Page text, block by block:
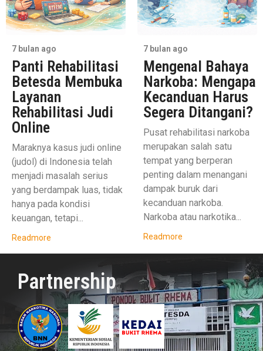
7 bulan ago
Panti Rehabilitasi
Betesda Membuka
Layanan
Rehabilitasi Judi
Online
Maraknya kasus judi online
(judol) di Indonesia telah
menjadi masalah serius
yang berdampak luas, tidak
hanya pada kondisi
keuangan, tetapi...
Readmore
7 bulan ago
Mengenal Bahaya
Narkoba: Mengapa
Kecanduan Harus
Segera Ditangani?
Pusat rehabilitasi narkoba
merupakan salah satu
tempat yang berperan
penting dalam menangani
dampak buruk dari
kecanduan narkoba.
Narkoba atau narkotika...
Readmore
Partnership